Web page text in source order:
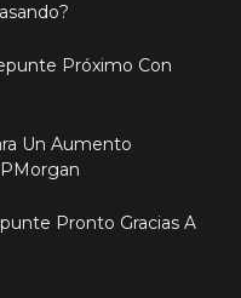
Próximo Con
Un Aumento
Pronto Gracias A